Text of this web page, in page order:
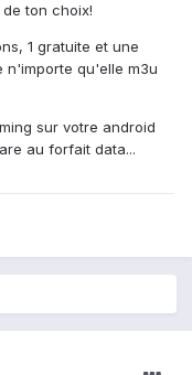
ton choix!
1 gratuite et une
n'importe qu'elle m3u
sur votre android
au forfait data...